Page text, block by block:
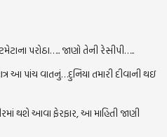
પરોઠા….. જાણો તેની રેસીપી…..
આ પાંચ વાતનું…દુનિયા તમારી દીવાની થઇ
થશે આવા ફેરફાર, આ માહિતી જાણી